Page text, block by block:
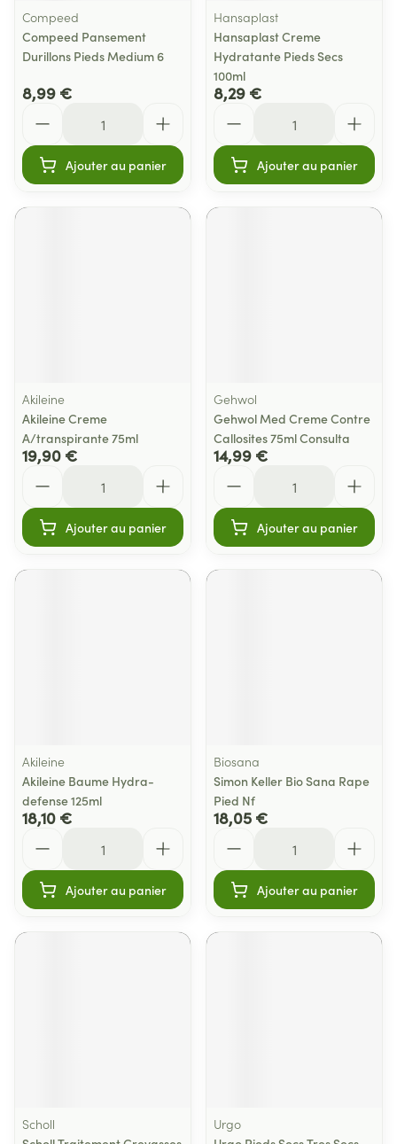
Compeed
Compeed Pansement
Durillons Pieds Medium 6
8,99 €
Ajouter au panier
Hansaplast
Hansaplast Creme
Hydratante Pieds Secs
100ml
8,29 €
Ajouter au panier
Akileine
Akileine Creme
A/transpirante 75ml
19,90 €
Ajouter au panier
Gehwol
Gehwol Med Creme Contre
Callosites 75ml Consulta
14,99 €
Ajouter au panier
Akileine
Akileine Baume Hydra-
defense 125ml
18,10 €
Ajouter au panier
Biosana
Simon Keller Bio Sana Rape
Pied Nf
18,05 €
Ajouter au panier
Scholl
Urgo